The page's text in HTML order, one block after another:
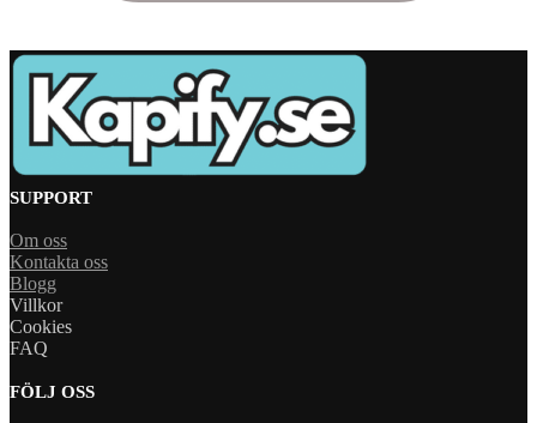
SUPPORT
Om oss
Kontakta oss
Blogg
Villkor
Cookies
FAQ
FÖLJ OSS